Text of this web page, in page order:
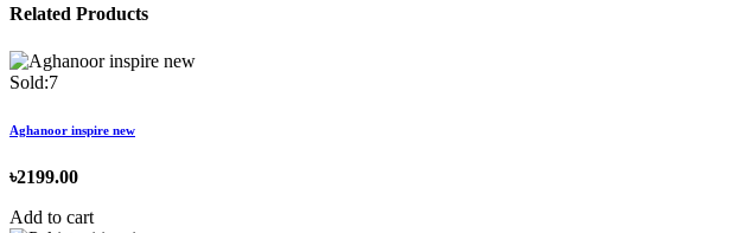
Related Products
Sold:7
Aghanoor inspire new
৳2199.00
Add to cart